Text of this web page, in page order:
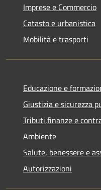
Imprese e Commercio
Catasto e urbanistica
Mobilità e trasporti
Educazione e
Giustizia e sicurezza
Tributi,finanze e
Ambiente
Salute, benessere e
Autorizzazioni